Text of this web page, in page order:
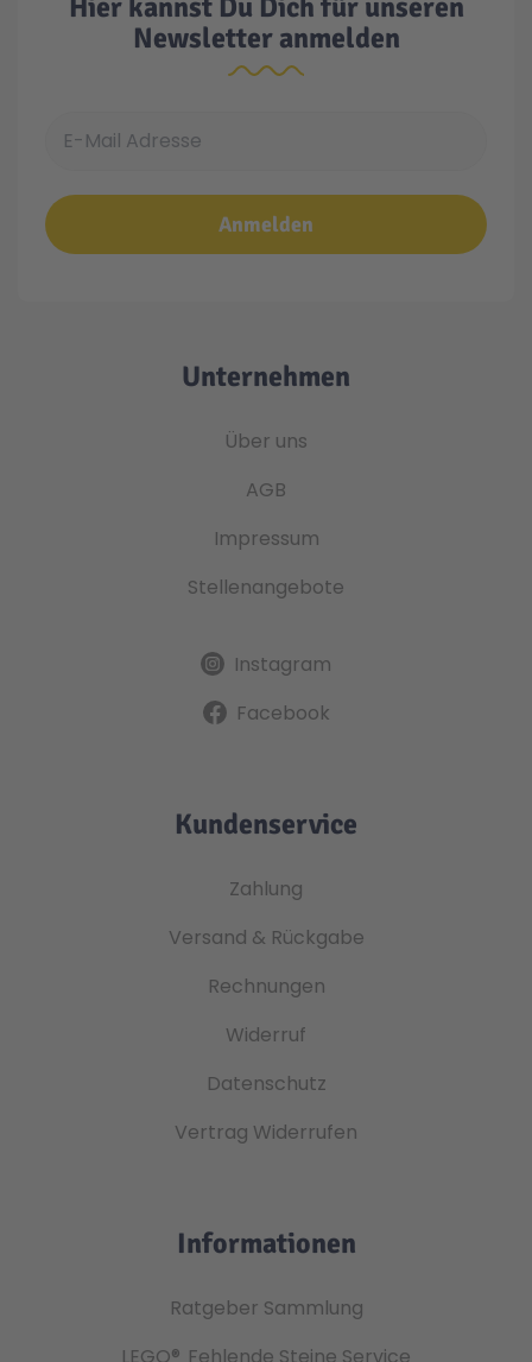
Hier kannst Du Dich für unseren
Newsletter anmelden
Anmelden
Unternehmen
Über uns
AGB
Impressum
Stellenangebote
Instagram
Facebook
Kundenservice
Zahlung
Versand & Rückgabe
Rechnungen
Widerruf
Datenschutz
Vertrag Widerrufen
Informationen
Ratgeber Sammlung
LEGO® Fehlende Steine Service